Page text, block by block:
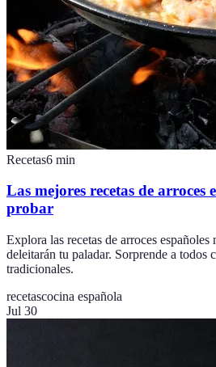
Recetas6 min
Las mejores recetas de arroces
probar
Explora las recetas de arroces españoles
deleitarán tu paladar. Sorprende a todos
tradicionales.
recetascocina española
Jul 30